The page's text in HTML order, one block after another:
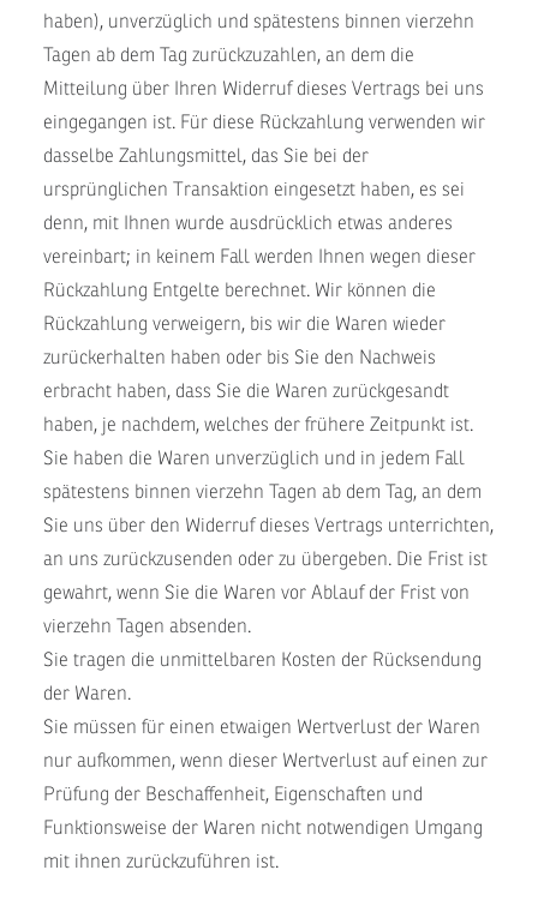
haben), unverzüglich und spätestens binnen vierzehn
Tagen ab dem Tag zurückzuzahlen, an dem die
Mitteilung über Ihren Widerruf dieses Vertrags bei uns
eingegangen ist. Für diese Rückzahlung verwenden wir
dasselbe Zahlungsmittel, das Sie bei der
ursprünglichen Transaktion eingesetzt haben, es sei
denn, mit Ihnen wurde ausdrücklich etwas anderes
vereinbart; in keinem Fall werden Ihnen wegen dieser
Rückzahlung Entgelte berechnet. Wir können die
Rückzahlung verweigern, bis wir die Waren wieder
zurückerhalten haben oder bis Sie den Nachweis
erbracht haben, dass Sie die Waren zurückgesandt
haben, je nachdem, welches der frühere Zeitpunkt ist.
Sie haben die Waren unverzüglich und in jedem Fall
spätestens binnen vierzehn Tagen ab dem Tag, an dem
Sie uns über den Widerruf dieses Vertrags unterrichten,
an uns zurückzusenden oder zu übergeben. Die Frist ist
gewahrt, wenn Sie die Waren vor Ablauf der Frist von
vierzehn Tagen absenden.
Sie tragen die unmittelbaren Kosten der Rücksendung
der Waren.
Sie müssen für einen etwaigen Wertverlust der Waren
nur aufkommen, wenn dieser Wertverlust auf einen zur
Prüfung der Beschaffenheit, Eigenschaften und
Funktionsweise der Waren nicht notwendigen Umgang
mit ihnen zurückzuführen ist.